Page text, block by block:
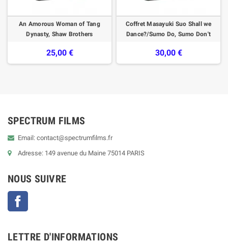
An Amorous Woman of Tang
Dynasty, Shaw Brothers
25,00 €
Coffret Masayuki Suo Shall we
Dance?/Sumo Do, Sumo Don't
30,00 €
SPECTRUM FILMS
Email: contact@spectrumfilms.fr
Adresse: 149 avenue du Maine 75014 PARIS
NOUS SUIVRE
LETTRE D'INFORMATIONS